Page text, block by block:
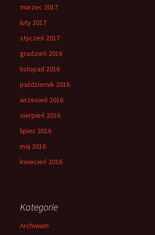
marzec 2017
luty 2017
styczeń 2017
grudzień 2016
listopad 2016
październik 2016
wrzesień 2016
sierpień 2016
lipiec 2016
maj 2016
kwiecień 2016
Kategorie
Archiwum